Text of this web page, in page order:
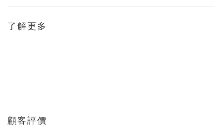
了解更多
顧客評價